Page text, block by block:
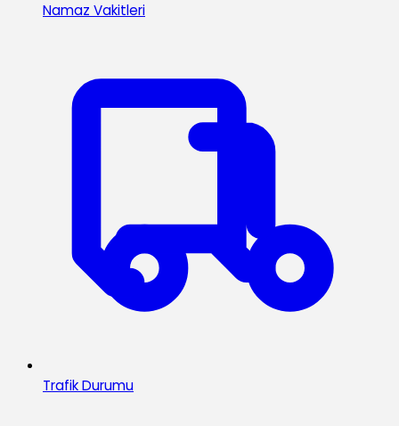
Namaz Vakitleri
Trafik Durumu